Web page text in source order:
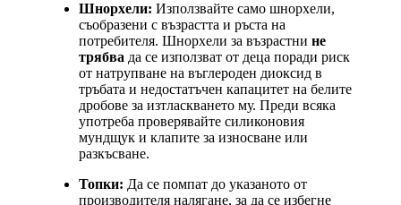
Шнорхели: Използвайте само шнорхели,
съобразени с възрастта и ръста на
потребителя. Шнорхели за възрастни не
трябва да се използват от деца поради риск
от натрупване на въглероден диоксид в
тръбата и недостатъчен капацитет на белите
дробове за изтласкването му. Преди всяка
употреба проверявайте силиконовия
мундщук и клапите за износване или
разкъсване.
Топки: Да се помпат до указаното от
производителя налягане, за да се избегне